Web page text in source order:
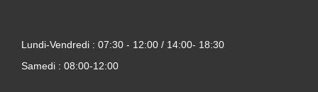
Lundi-Vendredi : 07:30 - 12:00 / 14:00- 18:30
Samedi : 08:00-12:00